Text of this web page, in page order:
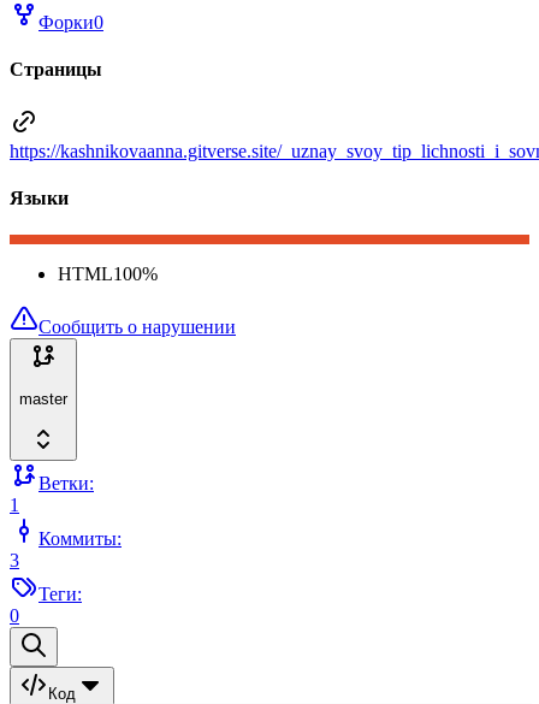
Форки0
Страницы
https://kashnikovaanna.gitverse.site/
Языки
HTML100%
Сообщить о нарушении
master
Ветки:
1
Коммиты:
3
Теги:
0
Код